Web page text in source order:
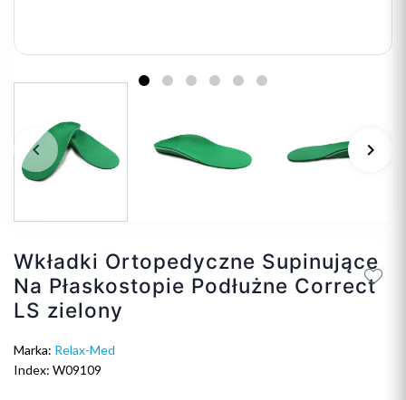
Poprzedni
keyboard_arrow_left keyboard_arrow_right
Wkładki Ortopedyczne Supinujące
Na Płaskostopie Podłużne Correct
LS zielony
Marka: Relax-Med
Index: W09109